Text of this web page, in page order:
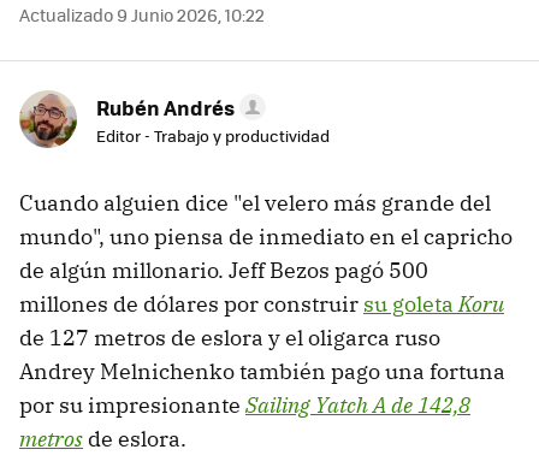
Actualizado 9 Junio 2026, 10:22
Rubén Andrés
Editor - Trabajo y productividad
Cuando alguien dice "el velero más grande del
mundo", uno piensa de inmediato en el capricho
de algún millonario. Jeff Bezos pagó 500
millones de dólares por construir su goletaKoru
de 127 metros de eslora y el oligarca ruso
Andrey Melnichenko también pago una fortuna
por su impresionante Sailing Yatch Ade 142,8
metros de eslora.